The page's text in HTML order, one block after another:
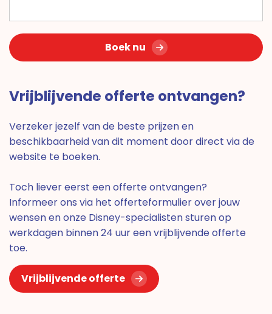
Boek nu
Vrijblijvende offerte ontvangen?
Verzeker jezelf van de beste prijzen en
beschikbaarheid van dit moment door direct via de
website te boeken.
Toch liever eerst een offerte ontvangen?
Informeer ons via het offerteformulier over jouw
wensen en onze Disney-specialisten sturen op
werkdagen binnen 24 uur een vrijblijvende offerte
toe.
Vrijblijvende offerte